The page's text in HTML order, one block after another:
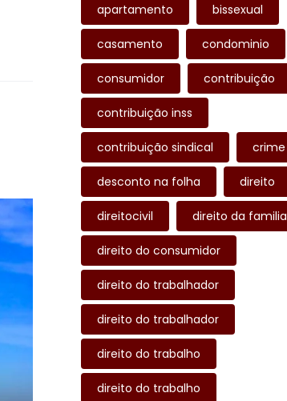
apartamento bissexual
casamento condominio
consumidor contribuição
contribuição inss
contribuição sindical crime
desconto na folha direito
direitocivil direito da familia
direito do consumidor
direito do trabalhador
direito do trabalhador
direito do trabalho
direito do trabalho